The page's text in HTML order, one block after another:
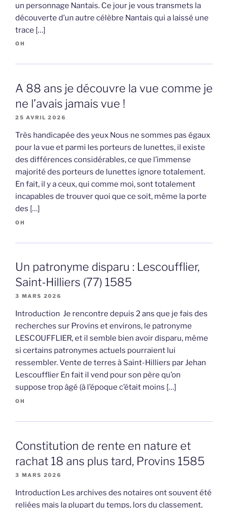
un personnage Nantais. Ce jour je vous transmets la
découverte d’un autre célèbre Nantais qui a laissé une
trace […]
OH
A 88 ans je découvre la vue comme je
ne l’avais jamais vue !
25 AVRIL 2026
Très handicapée des yeux Nous ne sommes pas égaux
pour la vue et parmi les porteurs de lunettes, il existe
des différences considérables, ce que l’immense
majorité des porteurs de lunettes ignore totalement.
En fait, il y a ceux, qui comme moi, sont totalement
incapables de trouver quoi que ce soit, même la porte
des […]
OH
Un patronyme disparu : Lescoufflier,
Saint-Hilliers (77) 1585
3 MARS 2026
Introduction Je rencontre depuis 2 ans que je fais des
recherches sur Provins et environs, le patronyme
LESCOUFFLIER, et il semble bien avoir disparu, même
si certains patronymes actuels pourraient lui
ressembler. Vente de terres à Saint-Hilliers par Jehan
Lescoufflier En fait il vend pour son père qu’on
suppose trop âgé (à l’époque c’était moins […]
OH
Constitution de rente en nature et
rachat 18 ans plus tard, Provins 1585
3 MARS 2026
Introduction Les archives des notaires ont souvent été
reliées mais la plupart du temps, lors du classement,